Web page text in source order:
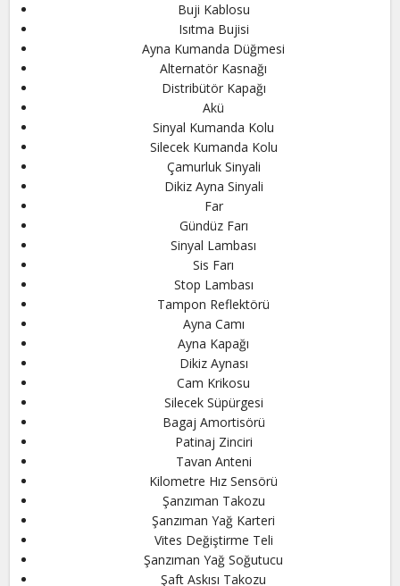
Buji Kablosu
Isıtma Bujisi
Ayna Kumanda Düğmesi
Alternatör Kasnağı
Distribütör Kapağı
Akü
Sinyal Kumanda Kolu
Silecek Kumanda Kolu
Çamurluk Sinyali
Dikiz Ayna Sinyali
Far
Gündüz Farı
Sinyal Lambası
Sis Farı
Stop Lambası
Tampon Reflektörü
Ayna Camı
Ayna Kapağı
Dikiz Aynası
Cam Krikosu
Silecek Süpürgesi
Bagaj Amortisörü
Patinaj Zinciri
Tavan Anteni
Kilometre Hız Sensörü
Şanzıman Takozu
Şanzıman Yağ Karteri
Vites Değiştirme Teli
Şanzıman Yağ Soğutucu
Şaft Askısı Takozu